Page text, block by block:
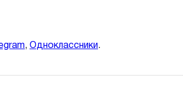
, Одноклассники.